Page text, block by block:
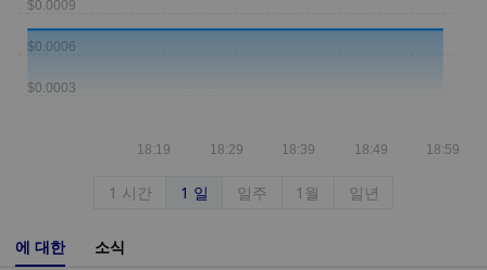
1 시간 1 일 일주 1월 일년
에 대한 소식